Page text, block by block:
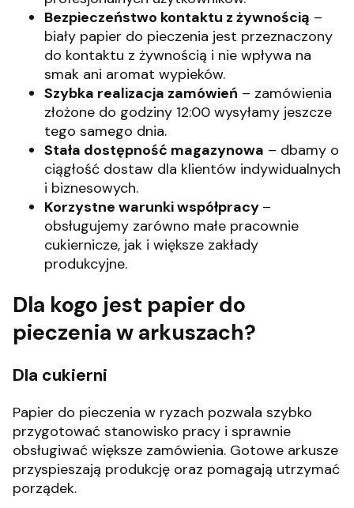
Bezpieczeństwo kontaktu z żywnością –
biały papier do pieczenia jest przeznaczony
do kontaktu z żywnością i nie wpływa na
smak ani aromat wypieków.
Szybka realizacja zamówień – zamówienia
złożone do godziny 12:00 wysyłamy jeszcze
tego samego dnia.
Stała dostępność magazynowa – dbamy o
ciągłość dostaw dla klientów indywidualnych
i biznesowych.
Korzystne warunki współpracy –
obsługujemy zarówno małe pracownie
cukiernicze, jak i większe zakłady
produkcyjne.
Dla kogo jest papier do
pieczenia w arkuszach?
Dla cukierni
Papier do pieczenia w ryzach pozwala szybko
przygotować stanowisko pracy i sprawnie
obsługiwać większe zamówienia. Gotowe arkusze
przyspieszają produkcję oraz pomagają utrzymać
porządek.